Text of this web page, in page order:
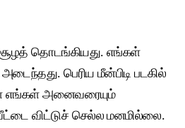
சூழத் தொடங்கியது. எங்கள்
பெரிய மீன்பிடி படகில்
எங்கள் அனைவரையும்
விட்டுச் செல்ல மனமில்லை.